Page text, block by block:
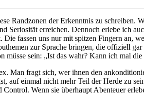
Randzonen der Erkenntnis zu schreiben.
Seriosität erreichen. Dennoch erlebe ich
fassen uns nur mit spitzen Fingern an,
zur Sprache bringen, die offiziell
sein: „Ist das wahr? Kann ich mal
Man fragt sich, wer ihnen den
einmal nicht mehr Teil der Herde zu
Wenn sie überhaupt Abenteuer